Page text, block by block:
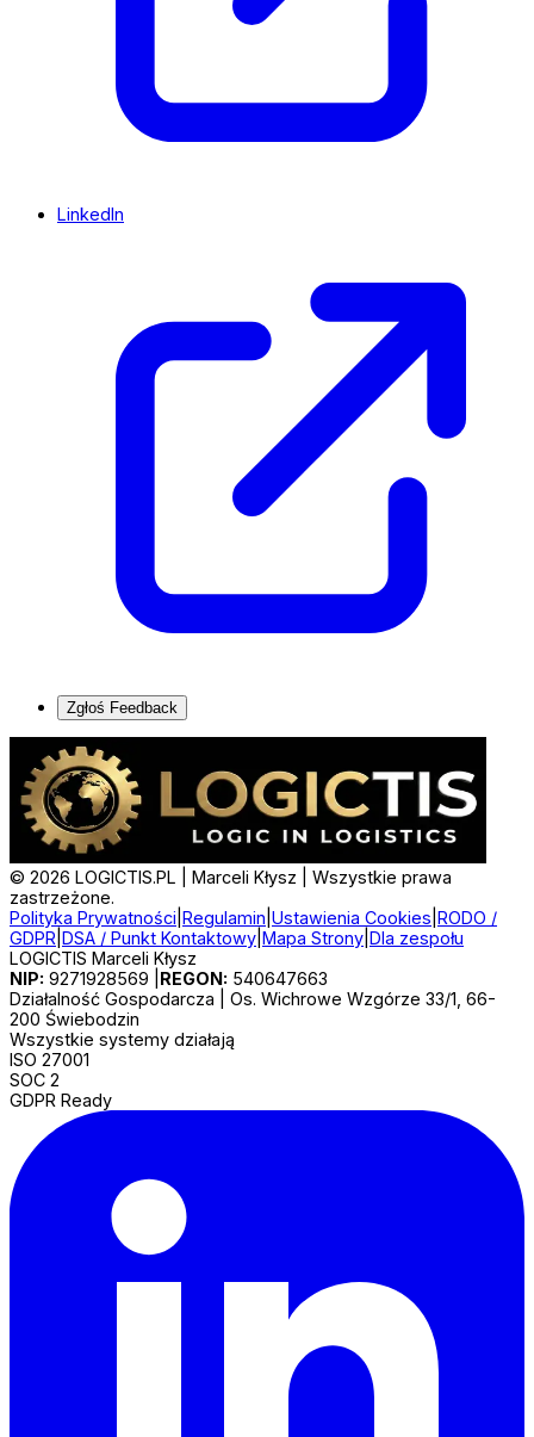
LinkedIn
Zgłoś Feedback
© 2026 LOGICTIS.PL | Marceli Kłysz | Wszystkie prawa
zastrzeżone.
Polityka Prywatności Regulamin Ustawienia Cookies RODO /
GDPR DSA / Punkt Kontaktowy Mapa Strony Dla zespołu
LOGICTIS Marceli Kłysz
NIP: 9271928569 REGON: 540647663
Działalność Gospodarcza | Os. Wichrowe Wzgórze 33/1, 66-
200 Świebodzin
Wszystkie systemy działają
ISO 27001
SOC 2
GDPR Ready